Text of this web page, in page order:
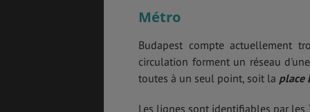
Métro
Budapest compte actuellement
circulation forment un réseau
toutes à un seul point, soit la place
Les lignes sont identifiables par